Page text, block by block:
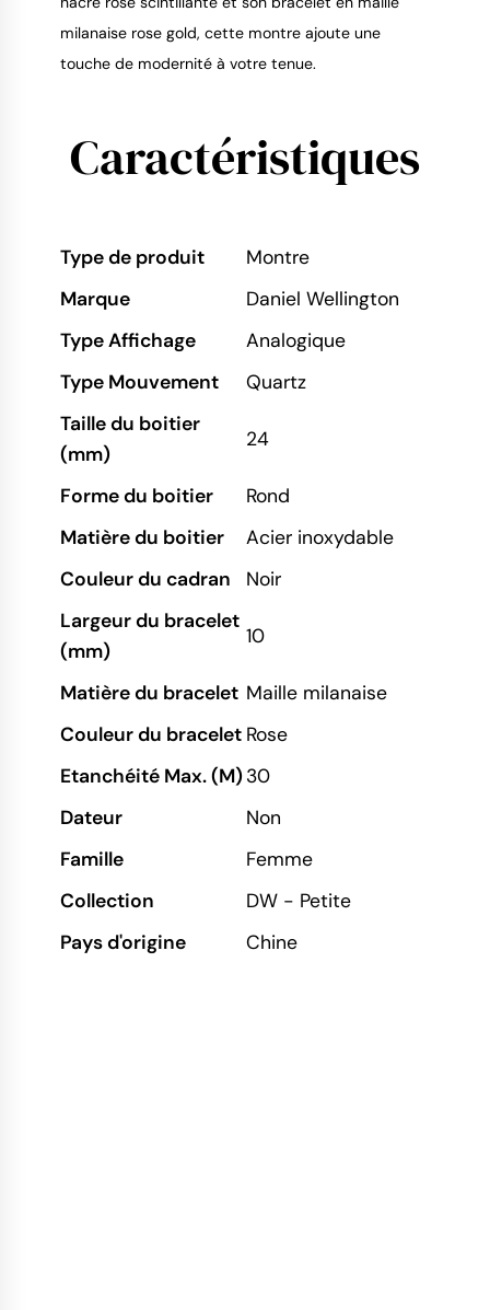
milanaise rose gold, cette montre ajoute une
touche de modernité à votre tenue.
Caractéristiques
Type de produit
Montre
Marque
Daniel Wellington
Type Affichage
Analogique
Type Mouvement
Quartz
Taille du boitier
(mm)
24
Forme du boitier
Rond
Matière du boitier
Acier inoxydable
Couleur du cadran
Noir
Largeur du bracelet
(mm)
10
Matière du bracelet Maille milanaise
Couleur du bracelet Rose
Etanchéité Max. (M)30
Dateur
Non
Famille
Femme
Collection
DW - Petite
Pays d'origine
Chine